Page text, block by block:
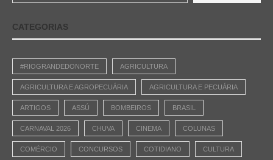
CATEGORIAS
#RIOGRANDEDONORTE AGRICULTURA
AGRICULTURA E AGROPECUÁRIA AGRICULTURA E PECUÁRIA
ARTIGOS ASSÚ BOMBEIROS BRASIL
CARNAVAL 2026 CHUVA CINEMA COLUNAS
COMÉRCIO CONCURSOS COTIDIANO CULTURA